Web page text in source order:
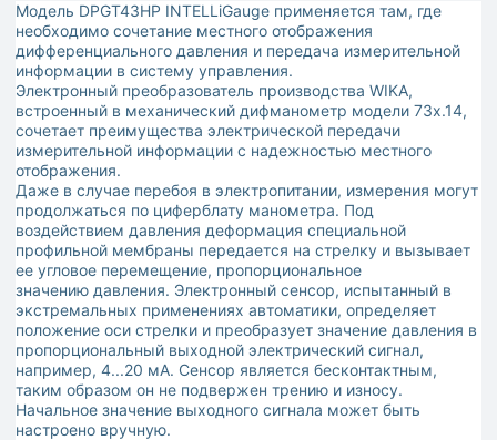
Модель DPGT43НР INTELLiGauge применяется там, где
необходимо сочетание местного отображения
дифференциального давления и передача измерительной
информации в систему управления.
Электронный преобразователь производства WIKA,
встроенный в механический дифманометр модели 73x.14,
сочетает преимущества электрической передачи
измерительной информации с надежностью местного
отображения.
Даже в случае перебоя в электропитании, измерения могут
продолжаться по циферблату манометра. Под
воздействием давления деформация специальной
профильной мембраны передается на стрелку и вызывает
ее угловое перемещение, пропорциональное
значению давления. Электронный сенсор, испытанный в
экстремальных применениях автоматики, определяет
положение оси стрелки и преобразует значение давления в
пропорциональный выходной электрический сигнал,
например, 4...20 мА. Сенсор является бесконтактным,
таким образом он не подвержен трению и износу.
Начальное значение выходного сигнала может быть
настроено вручную.